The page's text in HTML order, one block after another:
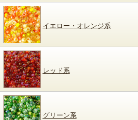
イエロー・オレンジ系
レッド系
グリーン系